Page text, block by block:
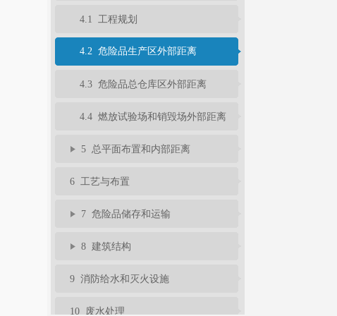
4.1 工程规划
4.2 危险品生产区外部距离
4.3 危险品总仓库区外部距离
4.4 燃放试验场和销毁场外部距离
5 总平面布置和内部距离
6 工艺与布置
7 危险品储存和运输
8 建筑结构
9 消防给水和灭火设施
10 废水处理